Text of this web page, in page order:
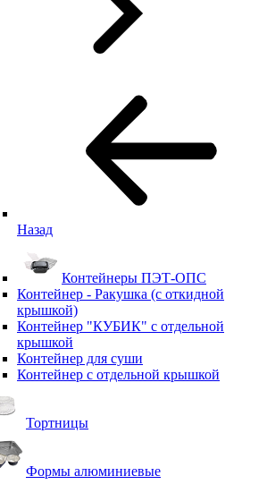
Назад
Контейнеры ПЭТ-ОПС
Контейнер - Ракушка (с откидной
крышкой)
Контейнер "КУБИК" с отдельной
крышкой
Контейнер для суши
Контейнер с отдельной крышкой
Тортницы
Формы алюминиевые